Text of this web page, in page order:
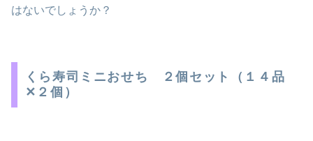
はないでしょうか？
くら寿司ミニおせち ２個セット（１４品
✕２個）